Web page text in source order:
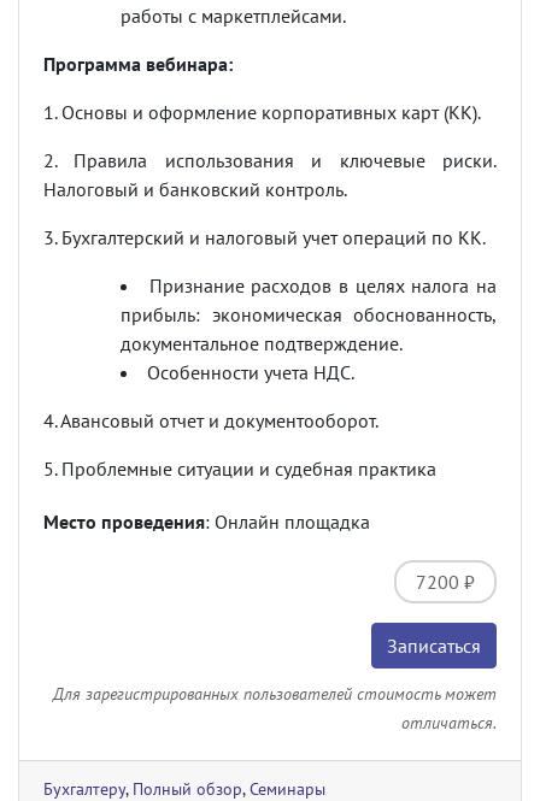
работы с маркетплейсами.
Программа вебинара:
1. Основы и оформление корпоративных карт (КК).
2. Правила использования и ключевые риски.
Налоговый и банковский контроль.
3. Бухгалтерский и налоговый учет операций по КК.
Признание расходов в целях налога на
прибыль: экономическая обоснованность,
документальное подтверждение.
Особенности учета НДС.
4. Авансовый отчет и документооборот.
5. Проблемные ситуации и судебная практика
Место проведения: Онлайн площадка
7200 ₽
Записаться
Для зарегистрированных пользователей стоимость может
отличаться.
Бухгалтеру, Полный обзор,Семинары